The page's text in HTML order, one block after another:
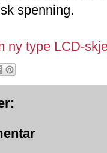
spenning.
ny type LCD-